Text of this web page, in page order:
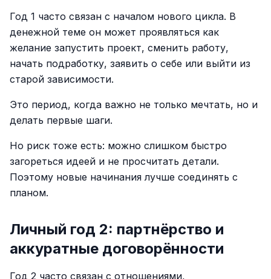
Год 1 часто связан с началом нового цикла. В
денежной теме он может проявляться как
желание запустить проект, сменить работу,
начать подработку, заявить о себе или выйти из
старой зависимости.
Это период, когда важно не только мечтать, но и
делать первые шаги.
Но риск тоже есть: можно слишком быстро
загореться идеей и не просчитать детали.
Поэтому новые начинания лучше соединять с
планом.
Личный год 2: партнёрство и
аккуратные договорённости
Год 2 часто связан с отношениями,